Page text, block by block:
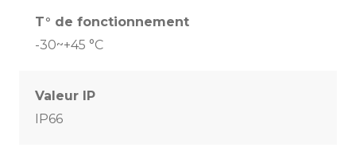
T° de fonctionnement
-30~+45 °C
Valeur IP
IP66